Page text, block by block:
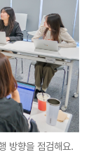
방향을 점검해요.